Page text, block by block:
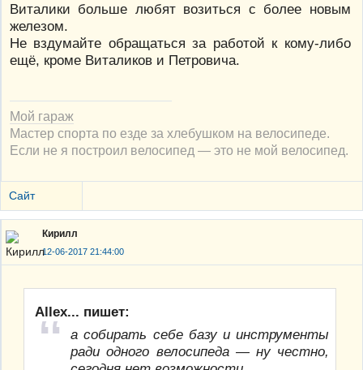
Виталики больше любят возиться с более новым
железом.
Не вздумайте обращаться за работой к кому-либо
ещё, кроме Виталиков и Петровича.
Мой гараж
Мастер спорта по езде за хлебушком на велосипеде.
Если не я построил велосипед — это не мой велосипед.
Сайт
Кирилл
12-06-2017 21:44:00
Allex... пишет:
а собирать себе базу и инструменты
ради одного велосипеда — ну честно,